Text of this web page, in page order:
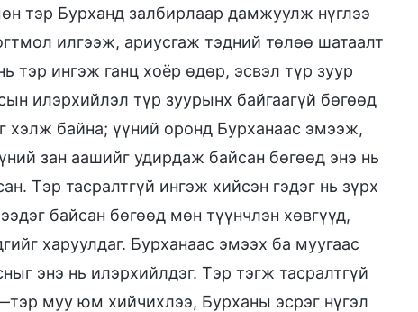
тэр Бурханд залбирлаар дамжуулж нүглээ
илгээж, ариусгаж тэдний төлөө шатаалт
тэр ингэж ганц хоёр өдөр, эсвэл түр зуур
илэрхийлэл түр зуурынх байгаагүй бөгөөд
хэлж байна; үүний оронд Бурханаас эмээж,
зан аашийг удирдаж байсан бөгөөд энэ нь
Тэр тасралтгүй ингэж хийсэн гэдэг нь зүрх
байсан бөгөөд мөн түүнчлэн хөвгүүд,
харуулдаг. Бурханаас эмээх ба муугаас
энэ нь илэрхийлдэг. Тэр тэгж тасралтгүй
муу юм хийчихлээ, Бурханы эсрэг нүгэл